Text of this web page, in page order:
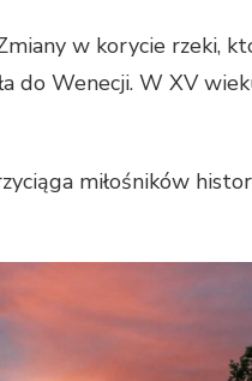
w korycie rzeki,
do Wenecji. W XV
miłośników